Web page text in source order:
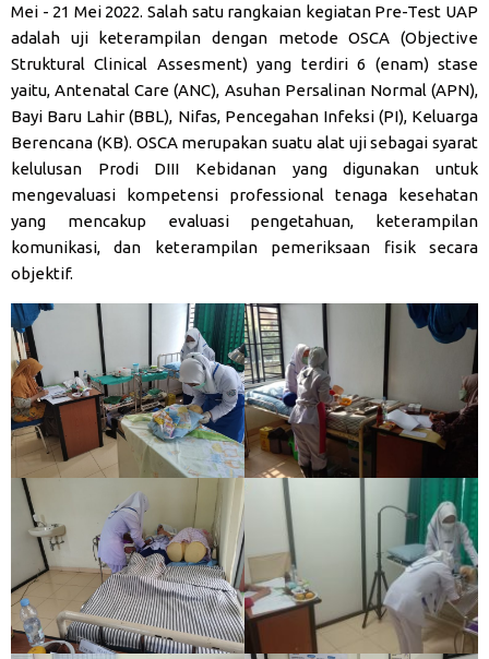
Mei - 21 Mei 2022. Salah satu rangkaian kegiatan Pre-Test UAP
adalah uji keterampilan dengan metode OSCA (Objective
Struktural Clinical Assesment) yang terdiri 6 (enam) stase
yaitu, Antenatal Care (ANC), Asuhan Persalinan Normal (APN),
Bayi Baru Lahir (BBL), Nifas, Pencegahan Infeksi (PI), Keluarga
Berencana (KB). OSCA merupakan suatu alat uji sebagai syarat
kelulusan Prodi DIII Kebidanan yang digunakan untuk
mengevaluasi kompetensi professional tenaga kesehatan
yang mencakup evaluasi pengetahuan, keterampilan
komunikasi, dan keterampilan pemeriksaan fisik secara
objektif.